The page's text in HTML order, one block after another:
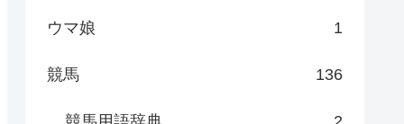
ウマ娘 1
競馬 136